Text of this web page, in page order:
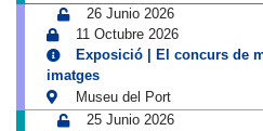
26 Junio 2026
11 Octubre 2026
Exposició | El concurs de
imatges
Museu del Port
25 Junio 2026